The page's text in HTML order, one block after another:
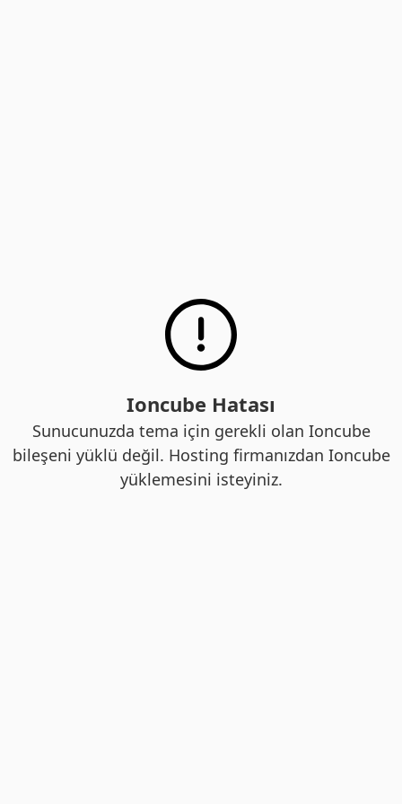
Ioncube Hatası
Sunucunuzda tema için gerekli olan Ioncube
bileşeni yüklü değil. Hosting firmanızdan Ioncube
yüklemesini isteyiniz.